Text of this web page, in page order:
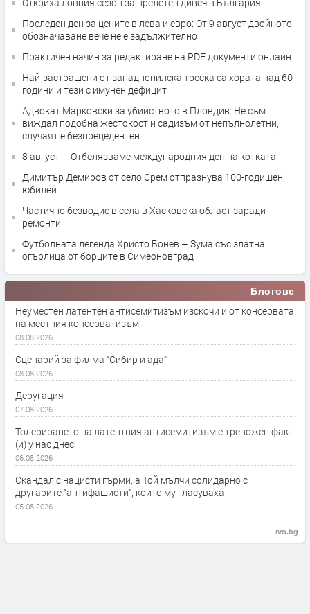
Последен ден за цените в лева и евро: От 9 август двойното
обозначаване вече не е задължително
Практичен начин за редактиране на PDF документи онлайн
Най-застрашени от западнонилска треска са хората над 60
години и тези с имунен дефицит
Адвокат Марковски за убийството в Пловдив: Не съм
виждал подобна жестокост и садизъм от непълнолетни,
случаят е безпрецедентен
8 август – Отбелязваме международния ден на котката
Димитър Демиров от село Срем отпразнува 100-годишен
юбилей
Частично безводие в села в Хасковска област заради
ремонти
Футболната легенда Христо Бонев – Зума със златна
огърлица от борците в Симеоновград
Блогове
Неуместен латентен антисемитизъм изскочи и от консервата
на местния консерватизъм
08.08.2026
Сценарий за филма “Сибир и ада”
08.08.2026
Деругация
07.08.2026
Толерирането на латентния антисемитизъм е тревожен факт
(и) у нас днес
06.08.2026
Скандал с нацисти гърми, а Той мълчи солидарно с
другарите “антифашисти”, които му гласуваха
05.08.2026
ivo.bg